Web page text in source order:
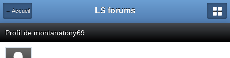
← Accueil LS forums
Profil de montanatony69